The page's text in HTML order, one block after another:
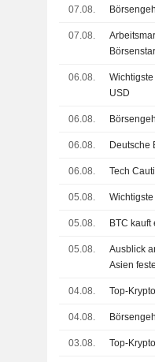
07.08.
07.08.
06.08.
USD
06.08.
06.08. Deutsche
06.08. Tech
05.08.
05.08. BTC kauft
05.08.
Ausblick
Asien
04.08. Top-
04.08.
03.08. Top-